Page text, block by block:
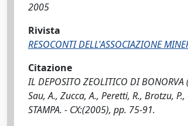
2005
Rivista
RESOCONTI DELL'ASSOCIAZIONE
Citazione
IL DEPOSITO ZEOLITICO DI
Sau, A., Zucca, A., Peretti, R., Brotzu,
STAMPA. - CX:(2005), pp. 75-91.